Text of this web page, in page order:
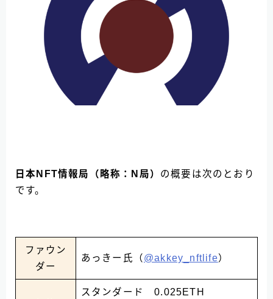
日本NFT情報局（略称：N局） の概要は次のとおり
です。
ファウン
ダー
あっきー氏（ @akkey_nftlife）
スタンダード 0.025ETH